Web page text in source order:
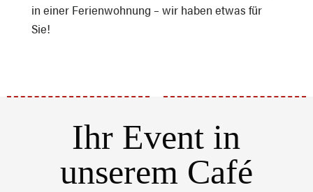
in einer Ferienwohnung – wir haben etwas für
Sie!
Ihr Event in
unserem Café